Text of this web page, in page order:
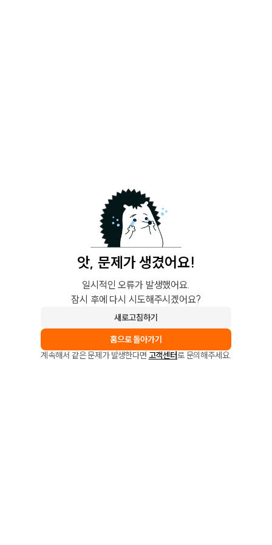
앗, 문제가 생겼어요!
일시적인 오류가 발생했어요.
잠시 후에 다시 시도해주시겠어요?
새로고침하기
홈으로 돌아가기
계속해서 같은 문제가 발생한다면 고객센터로 문의해주세요.